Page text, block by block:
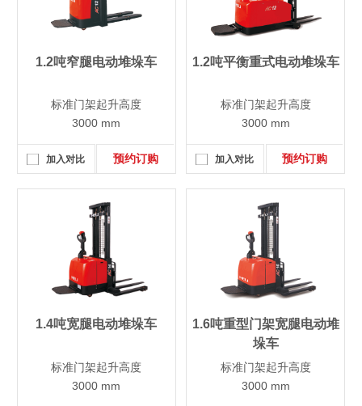
1.2吨窄腿电动堆垛车
标准门架起升高度
3000 mm
加入对比 预约订购
1.2吨平衡重式电动堆垛车
标准门架起升高度
3000 mm
加入对比 预约订购
1.4吨宽腿电动堆垛车
标准门架起升高度
3000 mm
1.6吨重型门架宽腿电动堆
垛车
标准门架起升高度
3000 mm